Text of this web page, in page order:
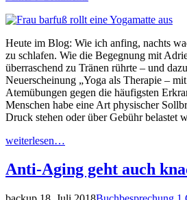
Heute im Blog: Wie ich anfing, nachts
zu schlafen. Wie die Begegnung mit
überraschend zu Tränen rührte – und
Neuerscheinung „Yoga als Therapie –
Atemübungen gegen die häufigsten
Menschen habe eine Art physischer
Druck stehen oder über Gebühr belastet
weiterlesen…
Anti-Aging geht auch